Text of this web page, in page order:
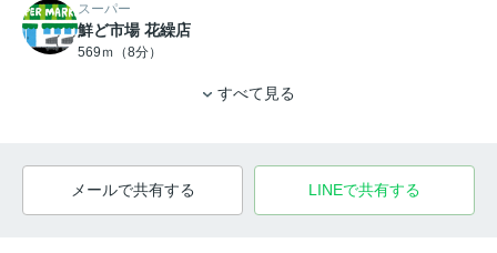
スーパー
鮮ど市場 花繰店
569ｍ（8分）
すべて見る
メールで共有する LINEで共有する